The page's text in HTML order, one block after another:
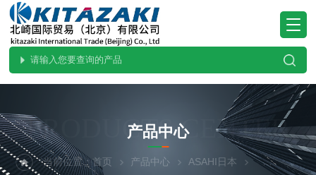
PRODUCTS CENTER
产品中心
当前位置：首页 产品中心 ASAHI日本 热门现货-北